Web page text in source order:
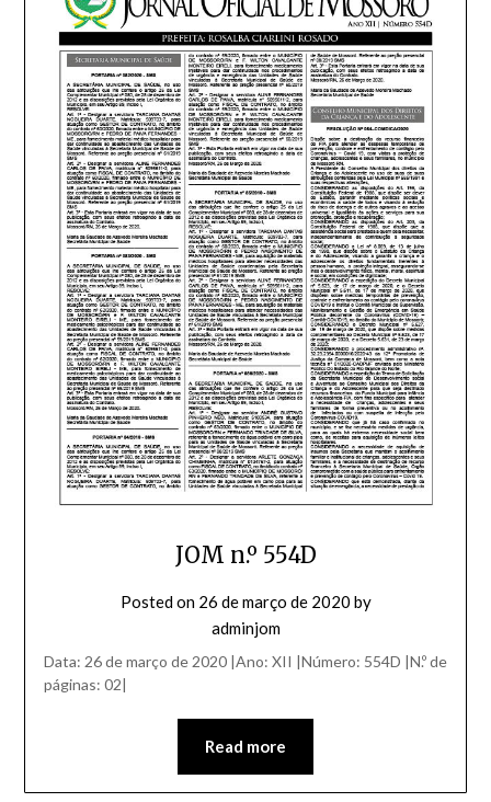
JOM n.º 554D
Posted on 26 de março de 2020 by
adminjom
Data: 26 de março de 2020 |Ano: XII |Número: 554D |N.º de
páginas: 02|
Read more